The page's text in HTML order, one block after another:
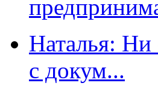
Наталья: Ни
с докум...